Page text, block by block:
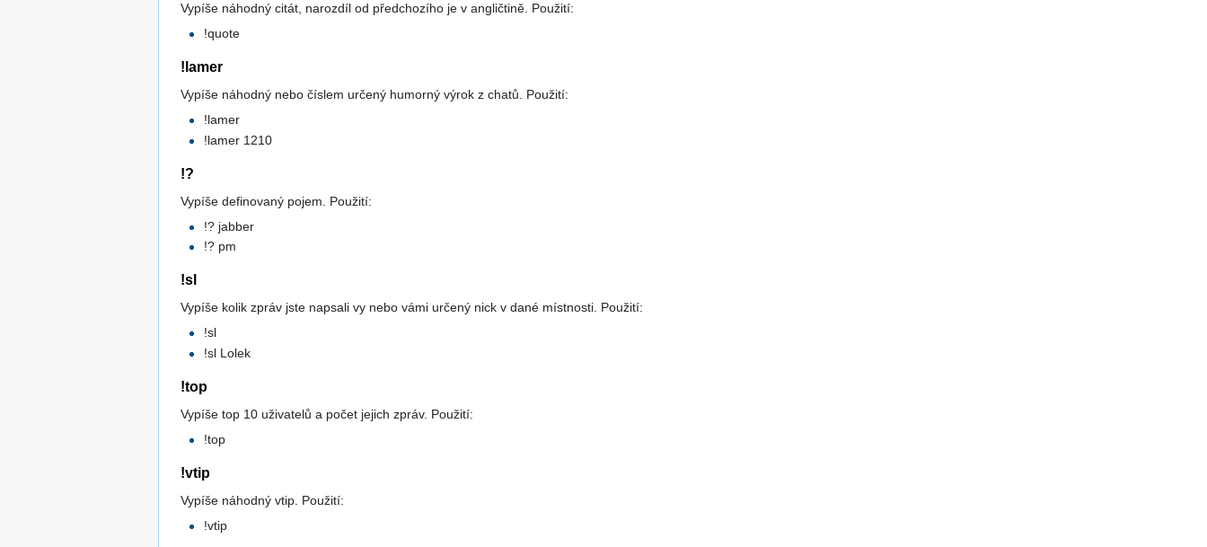
Vypíše náhodný citát, narozdíl od předchozího je v angličtině. Použití:
!quote
!lamer
Vypíše náhodný nebo číslem určený humorný výrok z chatů. Použití:
!lamer
!lamer 1210
!?
Vypíše definovaný pojem. Použití:
!? jabber
!? pm
!sl
Vypíše kolik zpráv jste napsali vy nebo vámi určený nick v dané místnosti. Použití:
!sl
!sl Lolek
!top
Vypíše top 10 uživatelů a počet jejich zpráv. Použití:
!top
!vtip
Vypíše náhodný vtip. Použití:
!vtip